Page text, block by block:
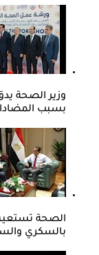
بسبب
الصحة
بالسكري